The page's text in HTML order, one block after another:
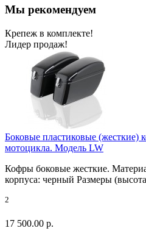
Мы рекомендуем
Крепеж в комплекте!
Лидер продаж!
Боковые пластиковые (жесткие)
мотоцикла. Модель LW
Кофры боковые жесткие.
корпуса: черный Размеры
2
17 500.00 р.